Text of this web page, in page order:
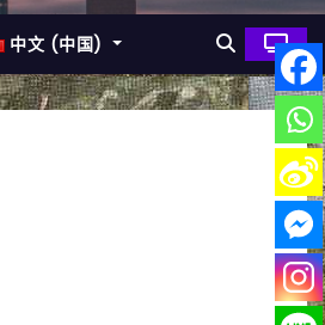
中文 (中国)